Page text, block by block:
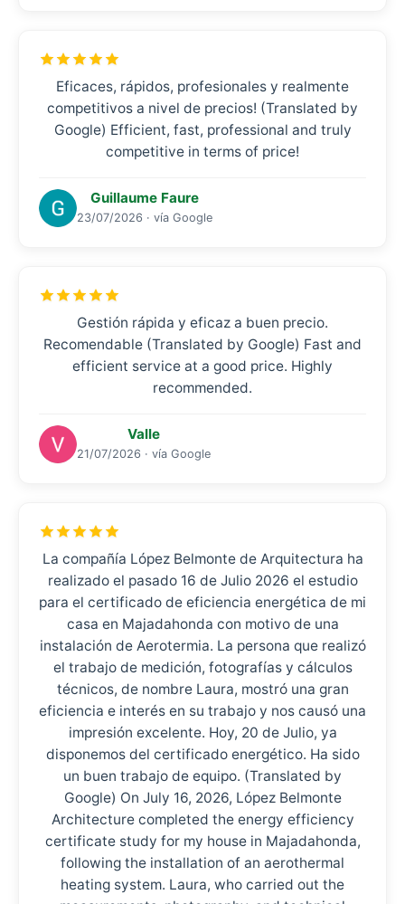
Eficaces, rápidos, profesionales y realmente
competitivos a nivel de precios! (Translated by
Google) Efficient, fast, professional and truly
competitive in terms of price!
Guillaume Faure
23/07/2026 · vía Google
Gestión rápida y eficaz a buen precio.
Recomendable (Translated by Google) Fast and
efficient service at a good price. Highly
recommended.
Valle
21/07/2026 · vía Google
La compañía López Belmonte de Arquitectura ha
realizado el pasado 16 de Julio 2026 el estudio
para el certificado de eficiencia energética de mi
casa en Majadahonda con motivo de una
instalación de Aerotermia. La persona que realizó
el trabajo de medición, fotografías y cálculos
técnicos, de nombre Laura, mostró una gran
eficiencia e interés en su trabajo y nos causó una
impresión excelente. Hoy, 20 de Julio, ya
disponemos del certificado energético. Ha sido
un buen trabajo de equipo. (Translated by
Google) On July 16, 2026, López Belmonte
Architecture completed the energy efficiency
certificate study for my house in Majadahonda,
following the installation of an aerothermal
heating system. Laura, who carried out the